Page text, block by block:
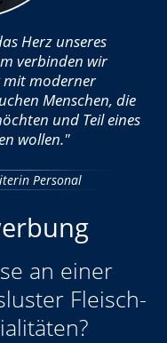
Herz unseres
verbinden wir
moderner
Menschen, die
und Teil eines
wollen."
Personal
an einer
Fleisch-